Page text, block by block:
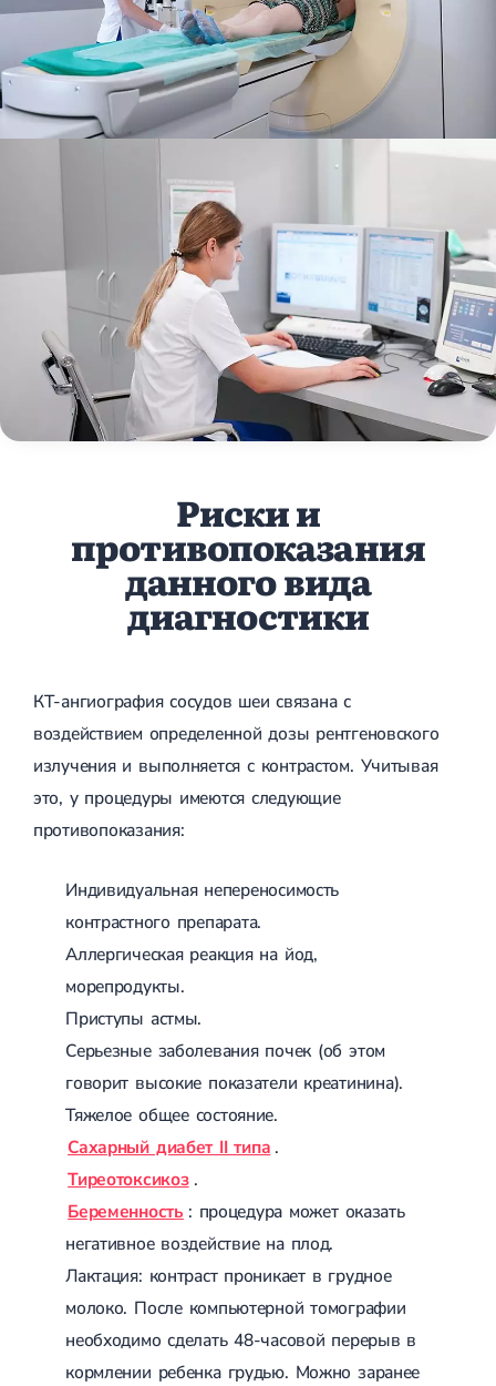
Риски и
противопоказания
данного вида
диагностики
КТ-ангиография сосудов шеи связана с
воздействием определенной дозы рентгеновского
излучения и выполняется с контрастом. Учитывая
это, у процедуры имеются следующие
противопоказания:
Индивидуальная непереносимость
контрастного препарата.
Аллергическая реакция на йод,
морепродукты.
Приступы астмы.
Серьезные заболевания почек (об этом
говорит высокие показатели креатинина).
Тяжелое общее состояние.
Сахарный диабет II типа .
Тиреотоксикоз .
Беременность : процедура может оказать
негативное воздействие на плод.
Лактация: контраст проникает в грудное
молоко. После компьютерной томографии
необходимо сделать 48-часовой перерыв в
кормлении ребенка грудью. Можно заранее